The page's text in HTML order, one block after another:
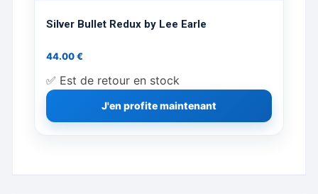
Silver Bullet Redux by Lee Earle
44.00€
✅ Est de retour en stock
J'en profite maintenant